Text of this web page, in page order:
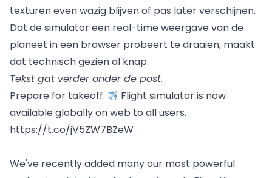
texturen even wazig blijven of pas later verschijnen.
Dat de simulator een real-time weergave van de
planeet in een browser probeert te draaien, maakt
dat technisch gezien al knap.
Tekst gat verder onder de post.
Prepare for takeoff.
Flight simulator is now
available globally on web to all users.
https://t.co/jV5ZW7BZeW
We've recently added many our most powerful